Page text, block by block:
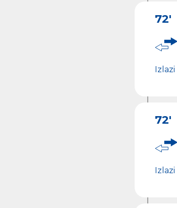
72'
Izlazi
72'
Izlazi